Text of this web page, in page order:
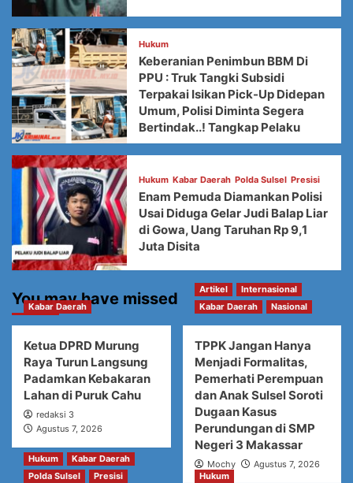
Hukum
Keberanian Penimbun BBM Di
PPU : Truk Tangki Subsidi
Terpakai Isikan Pick-Up Didepan
Umum, Polisi Diminta Segera
Bertindak..! Tangkap Pelaku
Hukum Kabar Daerah Polda Sulsel Presisi
Enam Pemuda Diamankan Polisi
Usai Diduga Gelar Judi Balap Liar
di Gowa, Uang Taruhan Rp 9,1
Juta Disita
You may have missed
Kabar Daerah
Ketua DPRD Murung
Raya Turun Langsung
Padamkan Kebakaran
Lahan di Puruk Cahu
redaksi 3
Agustus 7, 2026
Artikel
Internasional
Kabar Daerah
Nasional
TPPK Jangan Hanya
Menjadi Formalitas,
Pemerhati Perempuan
dan Anak Sulsel Soroti
Dugaan Kasus
Perundungan di SMP
Negeri 3 Makassar
Mochy Agustus 7, 2026
Hukum
Kabar Daerah
Polda Sulsel
Presisi Hukum